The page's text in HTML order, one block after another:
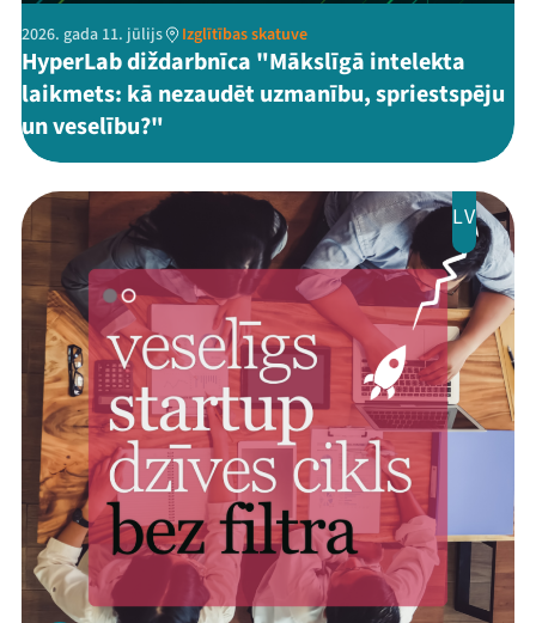
2026. gada 11. jūlijs Izglītības skatuve
HyperLab diždarbnīca "Mākslīgā intelekta
laikmets: kā nezaudēt uzmanību, spriestspēju
un veselību?"
LV